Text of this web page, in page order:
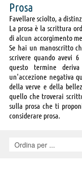
Prosa
Favellare sciolto, a
La prosa è la scrittura
di alcun accorgimento
Se hai un manoscritto
scrivere quando avevi
questo termine
un'accezione negativa
della verve e della
quello che troverai
sulla prosa che ti
considerare prosa.